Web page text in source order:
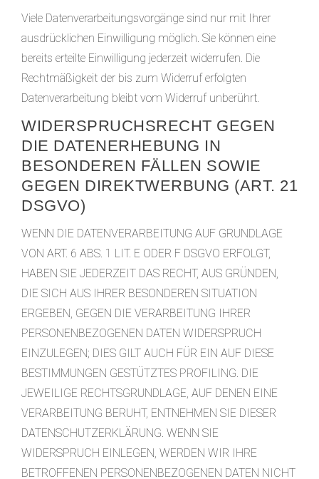
Viele Datenverarbeitungsvorgänge sind nur mit Ihrer
ausdrücklichen Einwilligung möglich. Sie können eine
bereits erteilte Einwilligung jederzeit widerrufen. Die
Rechtmäßigkeit der bis zum Widerruf erfolgten
Datenverarbeitung bleibt vom Widerruf unberührt.
WIDERSPRUCHSRECHT GEGEN
DIE DATENERHEBUNG IN
BESONDEREN FÄLLEN SOWIE
GEGEN DIREKTWERBUNG (ART. 21
DSGVO)
WENN DIE DATENVERARBEITUNG AUF GRUNDLAGE
VON ART. 6 ABS. 1 LIT. E ODER F DSGVO ERFOLGT,
HABEN SIE JEDERZEIT DAS RECHT, AUS GRÜNDEN,
DIE SICH AUS IHRER BESONDEREN SITUATION
ERGEBEN, GEGEN DIE VERARBEITUNG IHRER
PERSONENBEZOGENEN DATEN WIDERSPRUCH
EINZULEGEN; DIES GILT AUCH FÜR EIN AUF DIESE
BESTIMMUNGEN GESTÜTZTES PROFILING. DIE
JEWEILIGE RECHTSGRUNDLAGE, AUF DENEN EINE
VERARBEITUNG BERUHT, ENTNEHMEN SIE DIESER
DATENSCHUTZERKLÄRUNG. WENN SIE
WIDERSPRUCH EINLEGEN, WERDEN WIR IHRE
BETROFFENEN PERSONENBEZOGENEN DATEN NICHT